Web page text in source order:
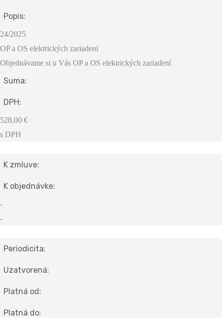
Popis:
24/2025
OP a OS elektrických zariadení
Objednávame si u Vás OP a OS elektrických zariadení
Suma:
DPH:
528,00 €
s DPH
K zmluve:
K objednávke:
-
-
Periodicita:
Uzatvorená:
Platná od:
Platná do: